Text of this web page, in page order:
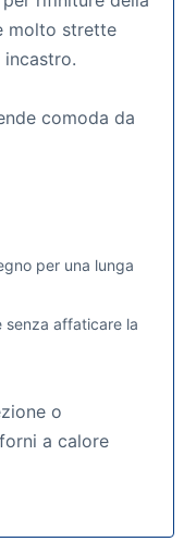
molto strette
comoda da
per una lunga
senza affaticare la
o
a calore